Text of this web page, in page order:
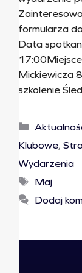
formularza
Data
Mickiewicza
szkolenie
Klubowe,
Wydarzenia
Maj
Dodaj